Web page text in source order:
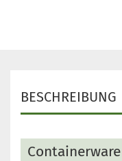
BESCHREIBUNG
Containerware